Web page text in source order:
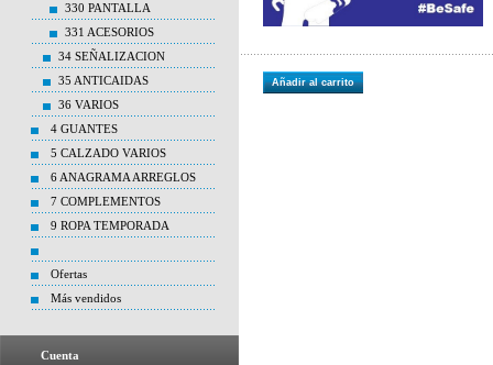
330 PANTALLA
331 ACESORIOS
34 SEÑALIZACION
35 ANTICAIDAS
36 VARIOS
4 GUANTES
5 CALZADO VARIOS
6 ANAGRAMA ARREGLOS
7 COMPLEMENTOS
9 ROPA TEMPORADA
Ofertas
Más vendidos
Cuenta
Añadir al carrito